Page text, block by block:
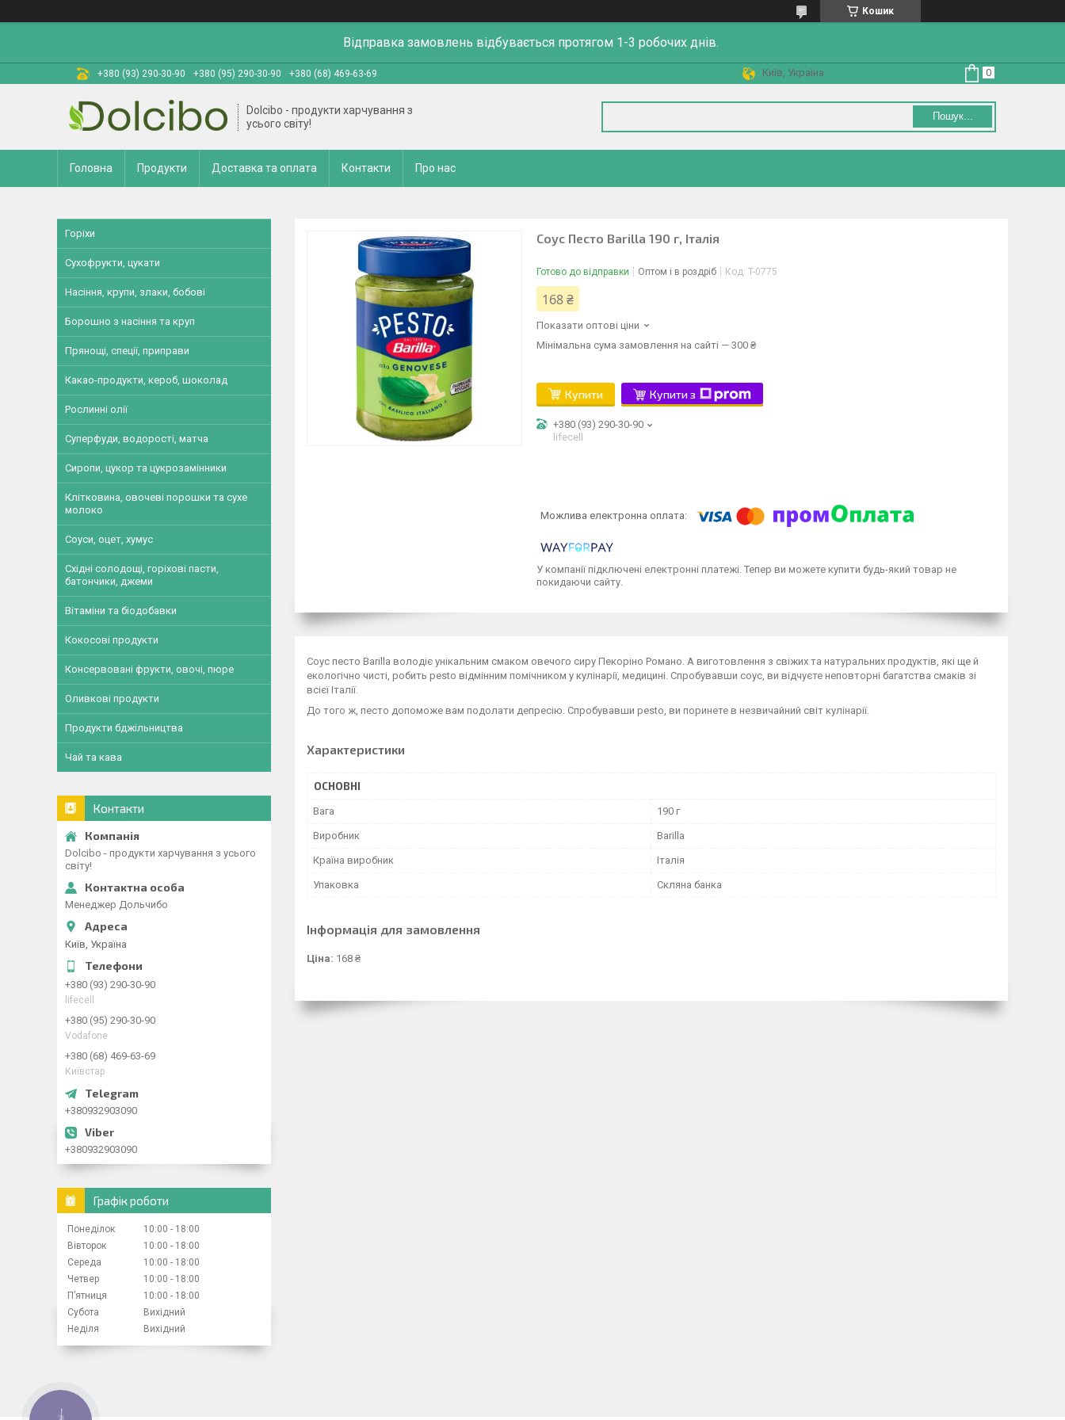
Кошик
Відправка замовлень відбувається протягом 1-3 робочих днів.
+380 (93) 290-30-90 +380 (95) 290-30-90 +380 (68) 469-63-69 Київ, Україна
Dolcibo - продукти харчування з
усього світу!
Пошук...
Головна Продукти Доставка та оплата Контакти Про нас
Соус Песто Barilla 190 г, Італія
Готово до відправки Оптом і в роздріб Код: T-0775
168 ₴
Показати оптові ціни
Мінімальна сума замовлення на сайті — 300 ₴
Купити Купити з
+380 (93) 290-30-90
lifecell
У компанії підключені електронні платежі. Тепер ви можете купити будь-який товар не
покидаючи сайту.
Соус песто Barilla володіє унікальним смаком овечого сиру Пекоріно Романо. А виготовлення з свіжих та натуральних продуктів, які ще й
екологічно чисті, робить pesto відмінним помічником у кулінарії, медицині. Спробувавши соус, ви відчуєте неповторні багатства смаків зі
всієї Італії.
До того ж, песто допоможе вам подолати депресію. Спробувавши pesto, ви поринете в незвичайний світ кулінарії.
Характеристики
ОСНОВНІ
Вага 190 г
Виробник Barilla
Країна виробник Італія
Упаковка Скляна банка
Інформація для замовлення
Ціна: 168 ₴
Горіхи
Сухофрукти, цукати
Насіння, крупи, злаки, бобові
Борошно з насіння та круп
Прянощі, спеції, приправи
Какао-продукти, кероб, шоколад
Рослинні олії
Суперфуди, водорості, матча
Сиропи, цукор та цукрозамінники
Клітковина, овочеві порошки та сухе
молоко
Соуси, оцет, хумус
Східні солодощі, горіхові пасти,
батончики, джеми
Вітаміни та біодобавки
Кокосові продукти
Консервовані фрукти, овочі, пюре
Оливкові продукти
Продукти бджільництва
Чай та кава
Контакти
Dolcibo - продукти харчування з усього
світу!
Менеджер Дольчибо
Київ, Україна
+380 (93) 290-30-90
lifecell
+380 (95) 290-30-90
Vodafone
+380 (68) 469-63-69
Київстар
+380932903090
+380932903090
Графік роботи
Понеділок 10:00
18:00
Вівторок
10:00
18:00
Середа
10:00
18:00
Четвер
10:00
18:00
Пʼятниця
10:00
18:00
Субота
Вихідний
Неділя
Вихідний